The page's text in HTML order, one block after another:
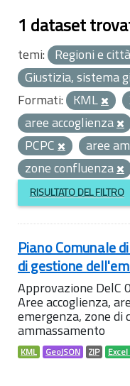
1 dataset
temi: Regioni e città
Giustizia, sistema
Formati: KML
aree accoglienza
PCPC
aree
zone confluenza
RISULTATO DEL FILTRO
Piano Comunale
di gestione
Approvazione
Aree accoglienza,
emergenza, zone di
ammassamento
KML GeoJSON ZIP Excel